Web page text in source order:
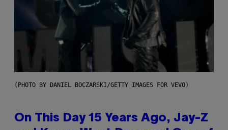
(PHOTO BY DANIEL BOCZARSKI/GETTY IMAGES FOR VEVO)
On This Day 15 Years Ago, Jay-Z